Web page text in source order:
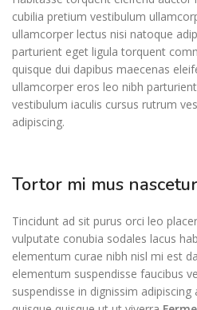
cubilia pretium vestibulum
ullamcorper lectus nisi natoque
parturient eget ligula torquent
quisque dui dapibus maecenas
ullamcorper eros leo nibh
vestibulum iaculis cursus rutrum
adipiscing.
Tortor mi mus nascetur
Tincidunt ad sit purus orci leo
vulputate conubia sodales lacus
elementum curae nibh nisl mi est
elementum suspendisse faucibus
suspendisse in dignissim adipiscing